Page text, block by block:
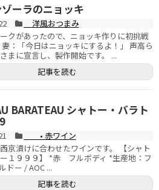
ーラのニョッキ
洋風おつまみ
クがあったので、ニョッキ作りに初挑戦
妻：「今日はニョッキにするよ！」 声高ら
まに宣言し、製作開始です。 ...
記事を読む
BARATEAU シャトー・バラト
• 赤ワイン
京漬けに合わせたワインです。 【シャト
１９９９】 *赤 フルボディ *生産地：フ
ドー / AOC ...
記事を読む